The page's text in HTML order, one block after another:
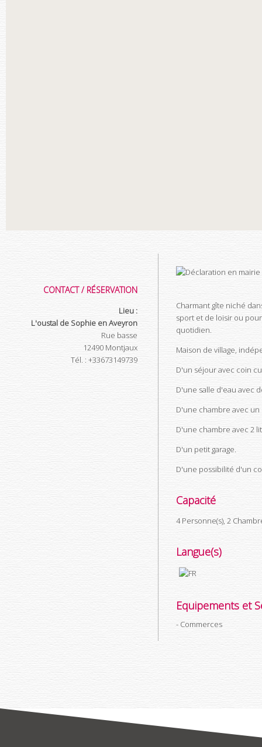
CONTACT / RÉSERVATION
Lieu :
L'oustal de Sophie en Aveyron
Rue basse
12490 Montjaux
Tél. : +33673149739
Charmant gîte niché
sport et de loisir ou
quotidien.
Maison de village,
D'un séjour avec coin
D'une salle d'eau avec
D'une chambre avec
D'une chambre avec 2
D'un petit garage.
D'une possibilité d'un
Capacité
4 Personne(s), 2
Langue(s)
Equipements et
Commerces